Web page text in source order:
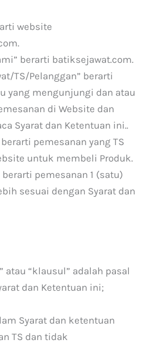
website
berarti batiksejawat.com.
TS/Pelanggan” berarti
yang mengunjungi dan atau
di Website dan
Syarat dan Ketentuan ini..
berarti pemesanan yang TS
untuk membeli Produk.
berarti pemesanan 1 (satu)
sesuai dengan Syarat dan
atau “klausul” adalah pasal
dan Ketentuan ini;
Syarat dan ketentuan
TS dan tidak